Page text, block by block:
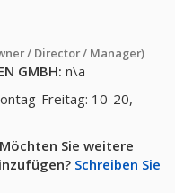
/ Director / Manager)
GMBH: n\a
Freitag: 10-20,
Sie weitere
Schreiben Sie